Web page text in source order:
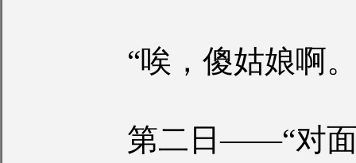
“唉，傻姑娘啊
第二日——“对面